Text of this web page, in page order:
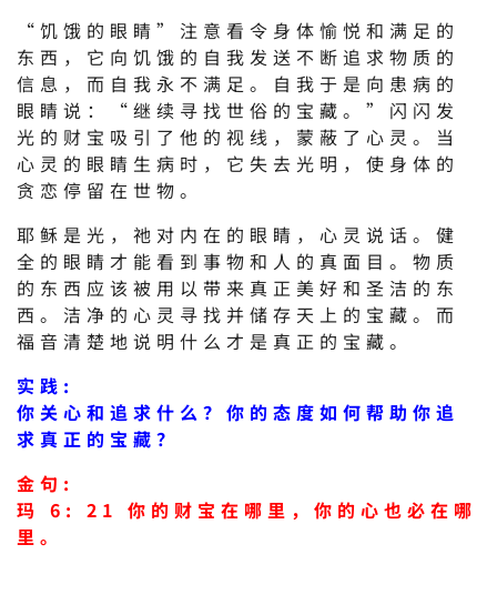
“饥饿的眼睛”注意看令身体愉悦和满足的
东西，它向饥饿的自我发送不断追求物质的
信息，而自我永不满足。自我于是向患病的
眼睛说：“继续寻找世俗的宝藏。”闪闪发
光的财宝吸引了他的视线，蒙蔽了心灵。当
心灵的眼睛生病时，它失去光明，使身体的
贪恋停留在世物。
耶稣是光，祂对内在的眼睛，心灵说话。健
全的眼睛才能看到事物和人的真面目。物质
的东西应该被用以带来真正美好和圣洁的东
西。洁净的心灵寻找并储存天上的宝藏。而
福音清楚地说明什么才是真正的宝藏。
实践:
你关心和追求什么？你的态度如何帮助你追
求真正的宝藏？
金句:
玛 6: 21 你的财宝在哪里，你的心也必在哪
里。